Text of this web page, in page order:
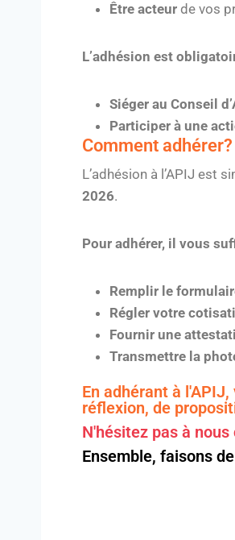
Être acteur de vos
L’adhésion est
Siéger au Conseil
Participer à une
Comment adhérer?
L’adhésion à l’APIJ est
2026.
Pour adhérer, il vous
Remplir le
Régler votre
Fournir une
Transmettre la
En adhérant à
réflexion, de
N'hésitez pas à
Ensemble, faisons